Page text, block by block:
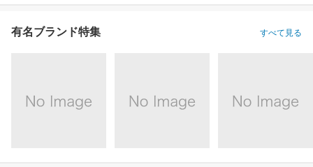
有名ブランド特集 すべて見る